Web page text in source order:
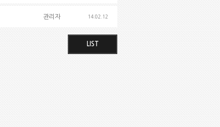
관리자 14.02.12
LIST